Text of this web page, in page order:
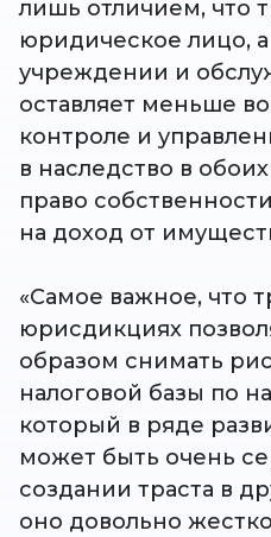
лишь отличием, что
юридическое лицо,
учреждении и
оставляет меньше
контроле и
в наследство в
право
на доход от
«Самое важное, что
юрисдикциях
образом снимать
налоговой базы по
который в ряде
может быть очень
создании траста в
оно довольно